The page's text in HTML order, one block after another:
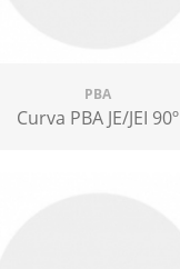
PBA
Curva PBA JE/JEI 90º